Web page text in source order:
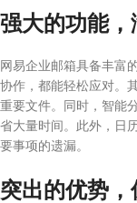
强大的功能
网易企业邮箱具备丰富
协作，都能轻松应对。
重要文件。同时，智能
省大量时间。此外，日
要事项的遗漏。
突出的优势